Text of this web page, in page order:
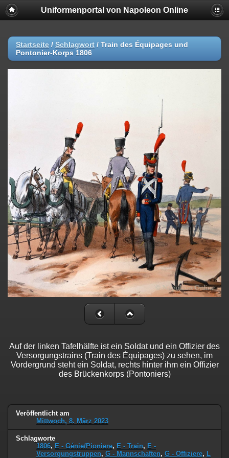
Uniformenportal von Napoleon Online
Startseite / Schlagwort / Train des Équipages und
Pontonier-Korps 1806
Auf der linken Tafelhälfte ist ein Soldat und ein Offizier des
Versorgungstrains (Train des Équipages) zu sehen, im
Vordergrund steht ein Soldat, rechts hinter ihm ein Offizier
des Brückenkorps (Pontoniers)
Veröffentlicht am
Mittwoch, 8. März 2023
Schlagworte
1806, E - Génie/Pioniere, E - Train, E -
Versorgungstruppen, G - Mannschaften, G - Offiziere, L